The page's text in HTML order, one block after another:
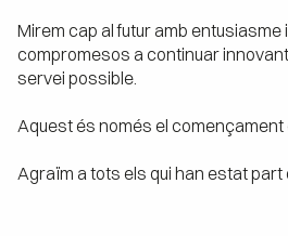
Mirem cap al futur amb entusiasme
compromesos a continuar
servei possible.
Aquest és només el
Agraïm a tots els qui han estat part